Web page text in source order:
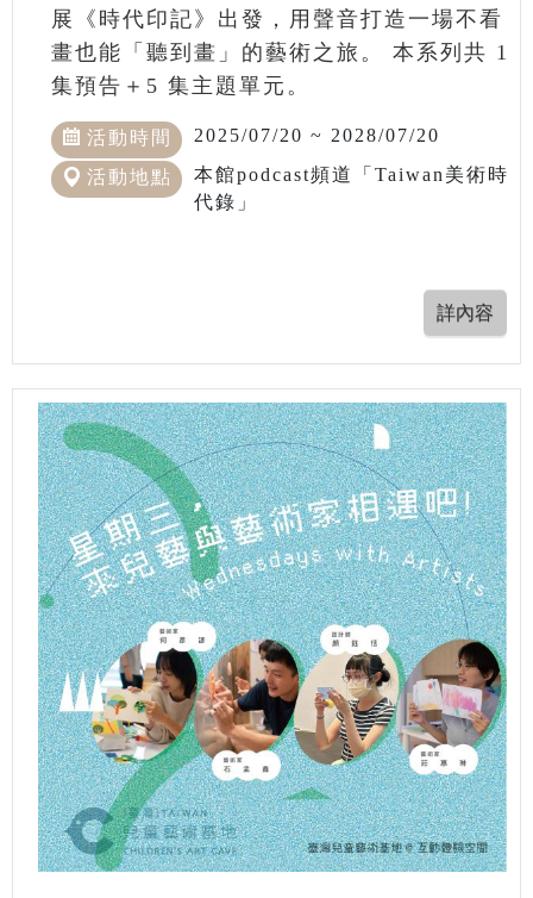
展《時代印記》出發，用聲音打造一場不看
畫也能「聽到畫」的藝術之旅。 本系列共 1
集預告＋5 集主題單元。
活動時間 2025/07/20 ~ 2028/07/20
活動地點
本館podcast頻道「Taiwan美術時
代錄」